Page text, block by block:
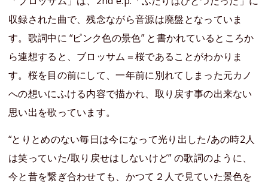
収録された曲で、残念ながら音源は廃盤となっていま
す。歌詞中に “ピンク色の景色” と書かれているところか
ら連想すると、ブロッサム＝桜であることがわかりま
す。桜を目の前にして、一年前に別れてしまった元カノ
への想いにふける内容で描かれ、取り戻す事の出来ない
思い出を歌っています。
“とりとめのない毎日は今になって光り出した/あの時2人
は笑っていた/取り戻せはしないけど” の歌詞のように、
今と昔を繋ぎ合わせても、かつて２人で見ていた景色を